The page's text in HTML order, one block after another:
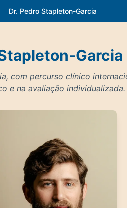
Dr. Pedro Stapleton-Garcia
Garcia
com percurso clínico
e na avaliação individualizada.